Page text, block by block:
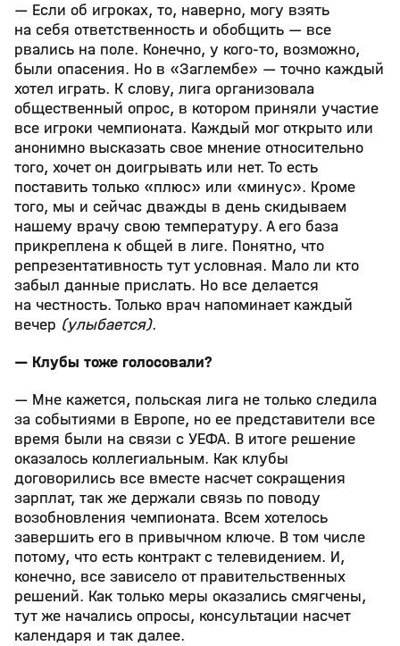
— Если об игроках, то, наверно, могу взять
на себя ответственность и обобщить — все
рвались на поле. Конечно, у кого-то, возможно,
были опасения. Но в «Заглембе» — точно каждый
хотел играть. К слову, лига организовала
общественный опрос, в котором приняли участие
все игроки чемпионата. Каждый мог открыто или
анонимно высказать свое мнение относительно
того, хочет он доигрывать или нет. То есть
поставить только «плюс» или «минус». Кроме
того, мы и сейчас дважды в день скидываем
нашему врачу свою температуру. А его база
прикреплена к общей в лиге. Понятно, что
репрезентативность тут условная. Мало ли кто
забыл данные прислать. Но все делается
на честность. Только врач напоминает каждый
вечер (улыбается).
— Клубы тоже голосовали?
— Мне кажется, польская лига не только следила
за событиями в Европе, но ее представители все
время были на связи с УЕФА. В итоге решение
оказалось коллегиальным. Как клубы
договорились все вместе насчет сокращения
зарплат, так же держали связь по поводу
возобновления чемпионата. Всем хотелось
завершить его в привычном ключе. В том числе
потому, что есть контракт с телевидением. И,
конечно, все зависело от правительственных
решений. Как только меры оказались смягчены,
тут же начались опросы, консультации насчет
календаря и так далее.